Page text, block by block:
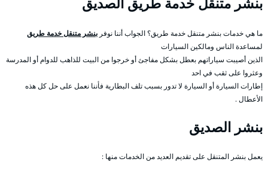
ما هي خدمات بنشر متنقل خدمة طريق؟ الجواب أننا نوفر بنشر متنقل خدمة طريق
لمساعدة الناس ومالكين السيارات
الذين أصيبت سياراتهم بعطل بشكل مفاجئ أو خرجوا من البيت للذاهب للدوام أو المدرسة
وعثروا على ثقب في احد
إطارات السيارة أو السيارة لا تدور بسبب تلف البطارية فأننا نعمل على حل كل هذه
الأعطال .
بنشر الصديق
يعمل بنشر المتنقل على تقديم العديد من الخدمات منها :